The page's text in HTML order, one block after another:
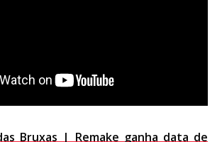
Bruxas | Remake ganha data de